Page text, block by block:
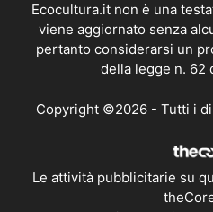
Ecocultura.it non è una
viene aggiornato senza
pertanto considerarsi un
della legge n. 62
Copyright ©2026 - Tutti i
Le attività pubblicitarie su